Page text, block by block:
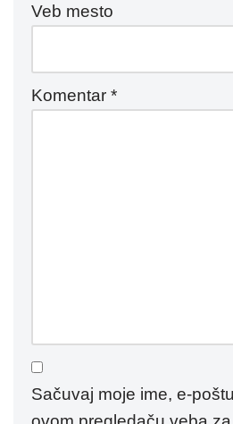
Veb mesto
Komentar *
Sačuvaj moje ime, e-